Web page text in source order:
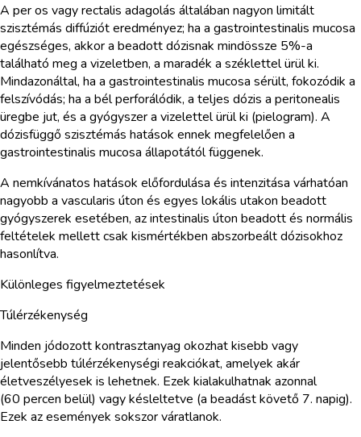
A per os vagy rectalis adagolás általában nagyon limitált
szisztémás diffúziót eredményez; ha a gastrointestinalis mucosa
egészséges, akkor a beadott dózisnak mindössze 5%-a
található meg a vizeletben, a maradék a széklettel ürül ki.
Mindazonáltal, ha a gastrointestinalis mucosa sérült, fokozódik a
felszívódás; ha a bél perforálódik, a teljes dózis a peritonealis
üregbe jut, és a gyógyszer a vizelettel ürül ki (pielogram). A
dózisfüggő szisztémás hatások ennek megfelelően a
gastrointestinalis mucosa állapotától függenek.
A nemkívánatos hatások előfordulása és intenzitása várhatóan
nagyobb a vascularis úton és egyes lokális utakon beadott
gyógyszerek esetében, az intestinalis úton beadott és normális
feltételek mellett csak kismértékben abszorbeált dózisokhoz
hasonlítva.
Különleges figyelmeztetések
Túlérzékenység
Minden jódozott kontrasztanyag okozhat kisebb vagy
jelentősebb túlérzékenységi reakciókat, amelyek akár
életveszélyesek is lehetnek. Ezek kialakulhatnak azonnal
(60 percen belül) vagy késleltetve (a beadást követő 7. napig).
Ezek az események sokszor váratlanok.